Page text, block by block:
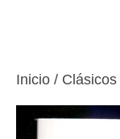
Inicio / Clásicos